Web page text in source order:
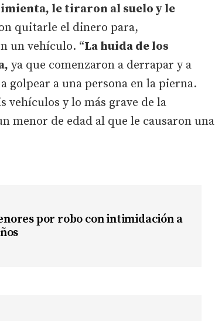
le tiraron al suelo y le
quitarle el dinero para,
un vehículo. “La huida de los
ya que comenzaron a derrapar y a
golpear a una persona en la pierna.
vehículos y lo más grave de la
menor de edad al que le causaron una
por robo con intimidación a